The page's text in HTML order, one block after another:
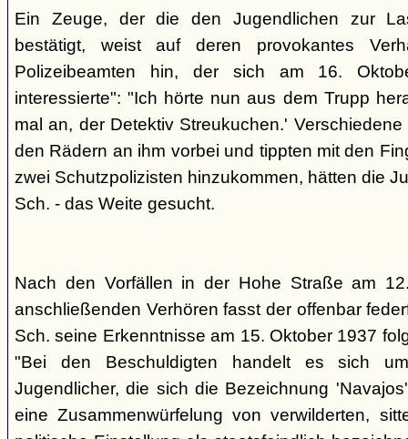
Ein Zeuge, der die den Jugendlichen zur
bestätigt, weist auf deren provokantes
Polizeibeamten hin, der sich am 16.
interessierte": "Ich hörte nun aus dem Trupp
mal an, der Detektiv Streukuchen.'
den Rädern an ihm vorbei und tippten mit den
zwei Schutzpolizisten hinzukommen, hätten die
Sch. - das Weite gesucht.
Nach den Vorfällen in der Hohe Straße am
anschließenden Verhören fasst der offenbar
Sch. seine Erkenntnisse am 15. Oktober 1937
"Bei den Beschuldigten handelt es sich
Jugendlicher, die sich die Bezeichnung
eine Zusammenwürfelung von verwilderten,